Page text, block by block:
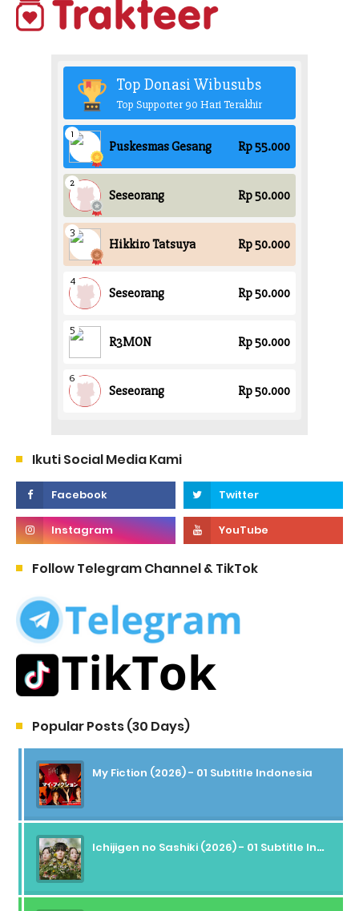
Ikuti Social Media Kami
Follow Telegram Channel & TikTok
Popular Posts (30 Days)
My Fiction (2026) - 01 Subtitle Indonesia
Ichijigen no Sashiki (2026) - 01 Subtitle Indonesia